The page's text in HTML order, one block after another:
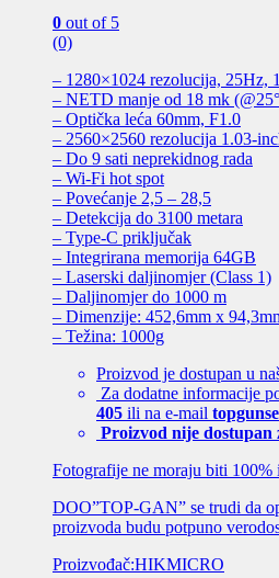
0 out of 5
(0)
– 1280×1024 rezolucija, 25Hz,
– NETD manje od 18 mk
– Optička leća 60mm, F1.0
– 2560×2560 rezolucija 1.03-
– Do 9 sati neprekidnog rada
– Wi-Fi hot spot
– Povećanje 2,5 – 28,5
– Detekcija do 3100 metara
– Type-C priključak
– Integrirana memorija 64GB
– Laserski daljinomjer (Class 1)
– Daljinomjer do 1000 m
– Dimenzije: 452,6mm x
– Težina: 1000g
Proizvod je dostupan u
Za dodatne informacije
405 ili na e-mail
Proizvod nije
Fotografije ne moraju biti 100%
DOO”TOP-GAN” se trudi da
proizvoda budu potpuno
Proizvođač:HIKMICRO